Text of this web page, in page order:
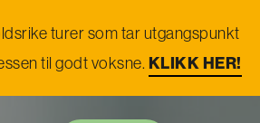
turer som tar utgangspunkt
til godt voksne.KLIKK HER!